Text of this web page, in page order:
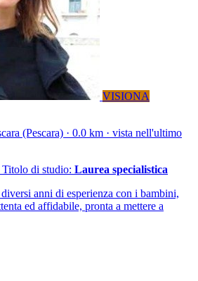
VISIONA
(Pescara) · 0.0 km · vista nell'ultimo
Titolo di studio: Laurea specialistica
anni di esperienza con i bambini,
ed affidabile, pronta a mettere a